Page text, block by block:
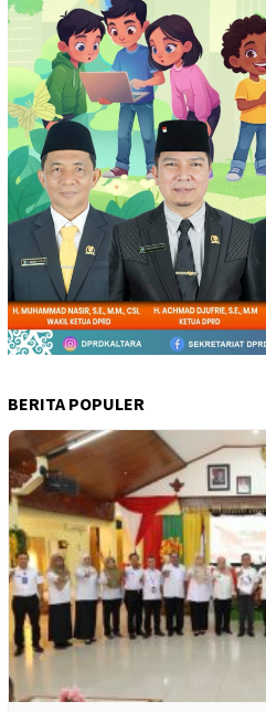
BERITA POPULER